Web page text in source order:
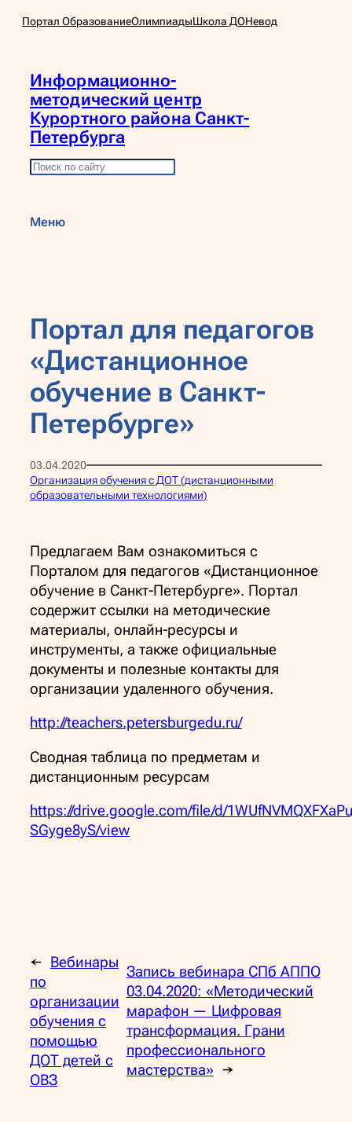
Перейти
Портал ОбразованиеОлимпиадыШкола ДОНевод
Информационно-
методический центр
Курортного района Санкт-
Петербурга
П
с
Меню
Портал для педагогов
«Дистанционное
обучение в Санкт-
Петербурге»
03.04.2020
Организация обучения с ДОТ (дистанционными
образовательными технологиями)
Предлагаем Вам ознакомиться с
Порталом для педагогов «Дистанционное
обучение в Санкт-Петербурге». Портал
содержит ссылки на методические
материалы, онлайн-ресурсы и
инструменты, а также официальные
документы и полезные контакты для
организации удаленного обучения.
http://teachers.petersburgedu.ru/
Сводная таблица по предметам и
дистанционным ресурсам
https://drive.google.com/file/d/
SGyge8yS/view
← Вебинары
по
организации
обучения с
помощью
ДОТ детей с
ОВЗ
Запись вебинара СПб АППО
03.04.2020: «Методический
марафон — Цифровая
трансформация. Грани
профессионального
мастерства» →